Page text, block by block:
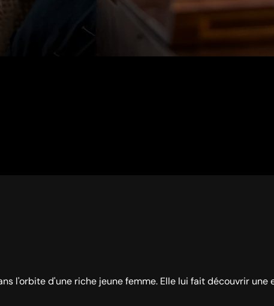
l'orbite d'une riche jeune femme. Elle lui fait découvrir une